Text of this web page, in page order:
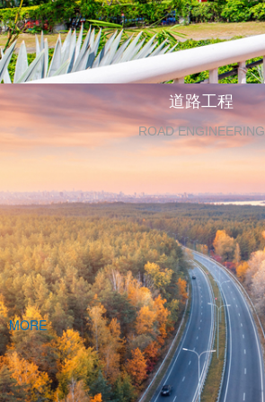
道路工程
ROAD ENGINEERING
MORE